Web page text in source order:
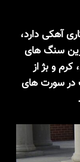
آهکی دارد،
سنگ های
و بژ از
سورت های